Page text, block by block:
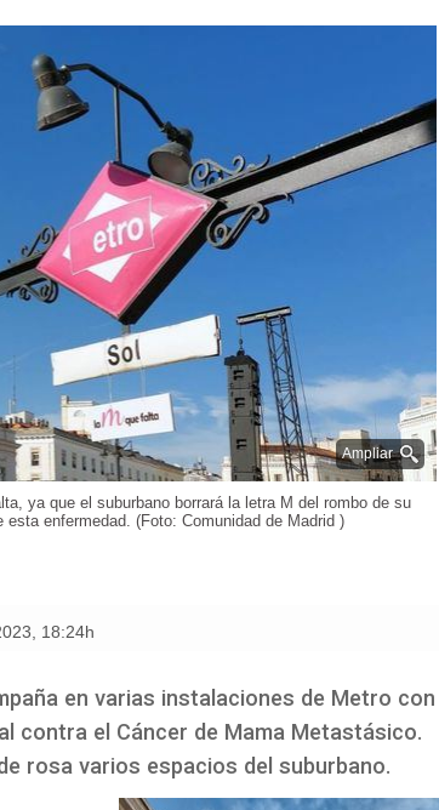
Ampliar
ya que el suburbano borrará la letra M del rombo de su
enfermedad. (Foto: Comunidad de Madrid )
, 18:24h
en varias instalaciones de Metro con
contra el Cáncer de Mama Metastásico.
rosa varios espacios del suburbano.